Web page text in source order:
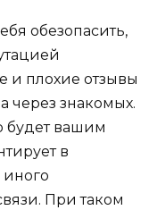
обезопасить,
и плохие отзывы
через знакомых.
будет вашим
в
иного
При таком